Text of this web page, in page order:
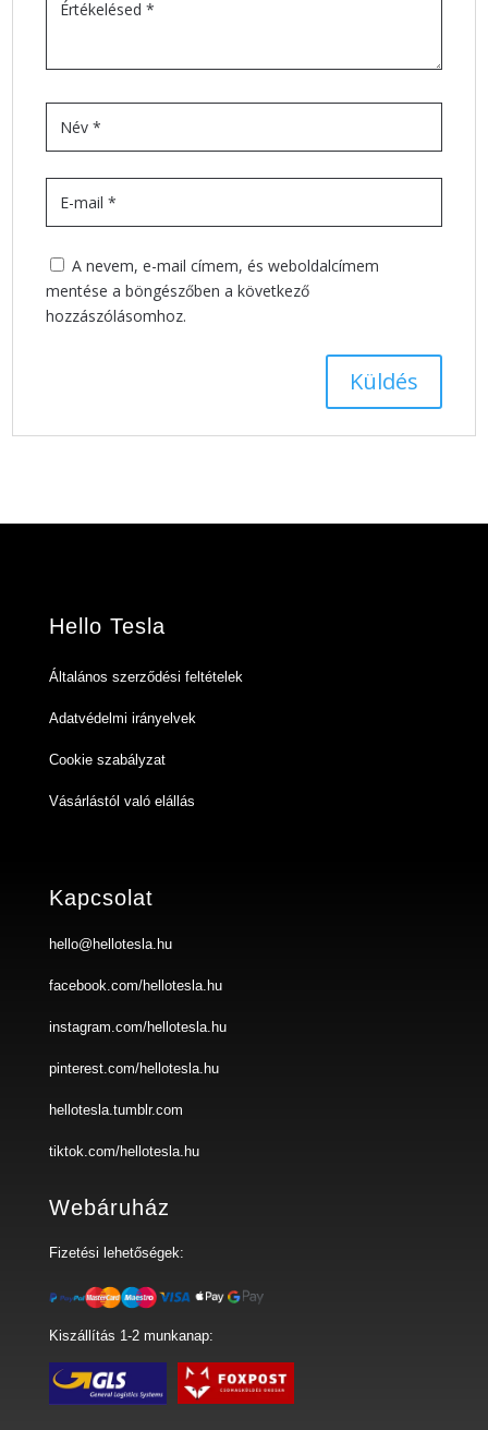
A nevem, e-mail címem, és weboldalcímem
mentése a böngészőben a következő
hozzászólásomhoz.
Hello Tesla
Általános szerződési feltételek
Adatvédelmi irányelvek
Cookie szabályzat
Vásárlástól való elállás
Kapcsolat
hello@hellotesla.hu
facebook.com/hellotesla.hu
instagram.com/hellotesla.hu
pinterest.com/hellotesla.hu
hellotesla.tumblr.com
tiktok.com/hellotesla.hu
Webáruház
Fizetési lehetőségek:
Kiszállítás 1-2 munkanap: